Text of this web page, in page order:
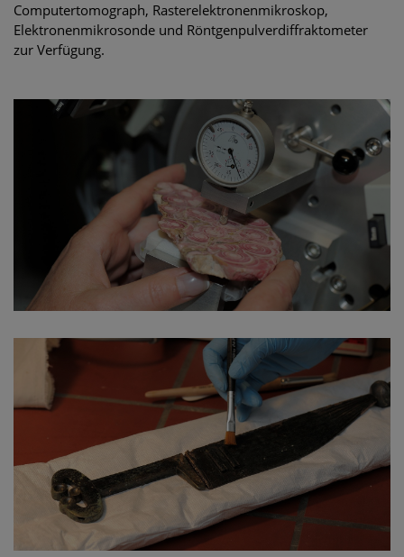
Computertomograph, Rasterelektronenmikroskop,
Elektronenmikrosonde und Röntgenpulverdiffraktometer
zur Verfügung.